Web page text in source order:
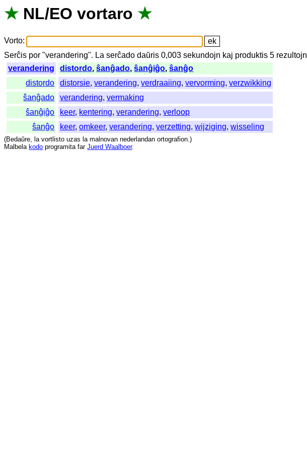
★ NL/EO vortaro ★
Vorto:
Serĉis por "verandering". La serĉado daŭris 0,003sekundojn kaj produktis 5 rezultojn
verandering
distordo,ŝanĝado,ŝanĝiĝo,ŝanĝo
distordo
distorsie,verandering,verdraaiing,vervorming,verzwikking
ŝanĝado
verandering,vermaking
ŝanĝiĝo
keer, kentering,verandering,verloop
ŝanĝo
keer,omkeer,verandering,verzetting,wijziging,wisseling
(Bedaŭre, la vortlisto uzas la malnovan nederlandan ortografion.)
Malbela kodo programita far Juerd Waalboer.